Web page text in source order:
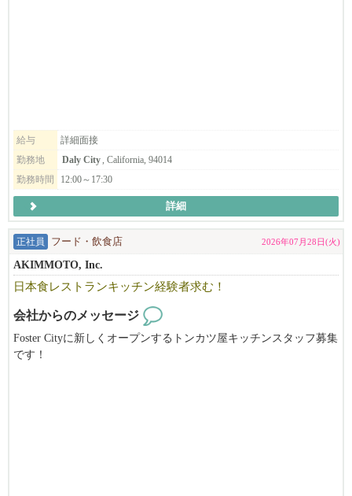
http://www.ekfoodservices.com/interview/
バイリンガール Chikaさんとのコラボ
https://youtu.be/psfcZrf47sU
https://www.marufukuramen.com
うどん 麦蔵
https://www.mugizo-us.com
RAMEN IZAKAYA YUGEN
https://www.yugen-us.com
給与
詳細面接
勤務地
Daly City, California, 94014
勤務時間
12:00～17:30
詳細
正社員 フード・飲食店 2026年07月28日(火)
AKIMMOTO, Inc.
日本食レストランキッチン経験者求む！
会社からのメッセージ
Foster Cityに新しくオープンするトンカツ屋キッチンスタッフ募集
です！